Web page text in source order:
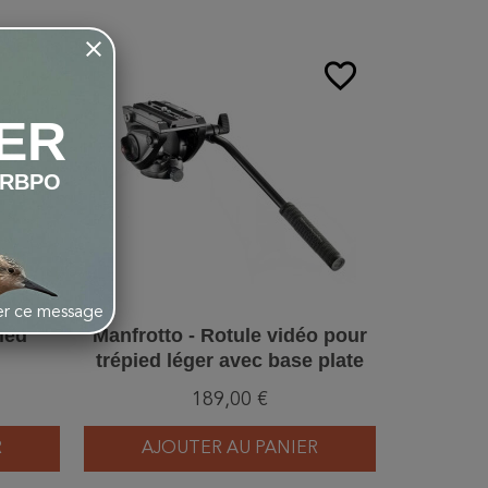
favorite_border
Manfrotto - Rotule vidéo pour
trépied léger avec base plate
189,00 €
AJOUTER AU PANIER
ce message